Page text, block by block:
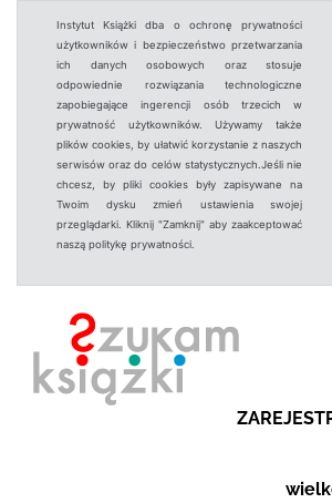
Instytut Książki dba o ochronę prywatności
użytkowników i bezpieczeństwo przetwarzania
ich danych osobowych oraz stosuje
odpowiednie rozwiązania technologiczne
zapobiegające ingerencji osób trzecich w
prywatność użytkowników. Używamy także
plików cookies, by ułatwić korzystanie z naszych
serwisów oraz do celów statystycznych.Jeśli nie
chcesz, by pliki cookies były zapisywane na
Twoim dysku zmień ustawienia swojej
przeglądarki. Kliknij "Zamknij" aby zaakceptować
naszą politykę prywatności.